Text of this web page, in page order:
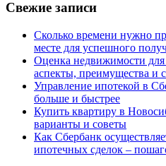
Свежие записи
Сколько времени нужно
месте для успешного
Оценка недвижимости
аспекты, преимущества и
Управление ипотекой в
больше и быстрее
Купить квартиру в
варианты и советы
Как Сбербанк
ипотечных сделок –